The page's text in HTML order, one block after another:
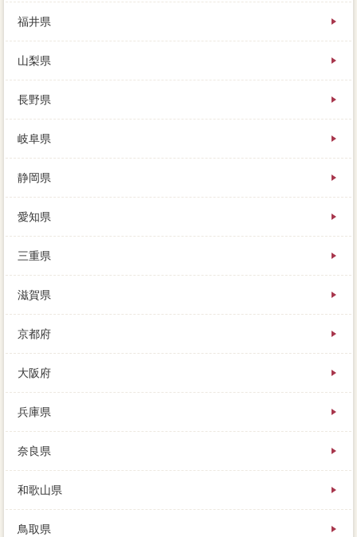
福井県
山梨県
長野県
岐阜県
静岡県
愛知県
三重県
滋賀県
京都府
大阪府
兵庫県
奈良県
和歌山県
鳥取県